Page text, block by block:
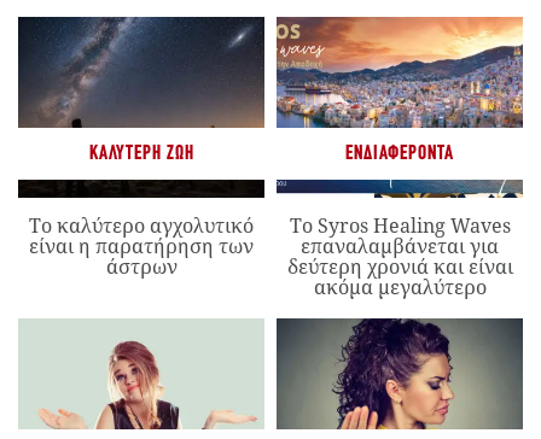
ΚΑΛΎΤΕΡΗ ΖΩΉ
Το καλύτερο αγχολυτικό
είναι η παρατήρηση των
άστρων
ΕΝΔΙΑΦΈΡΟΝΤΑ
Το Syros Healing Waves
επαναλαμβάνεται για
δεύτερη χρονιά και είναι
ακόμα μεγαλύτερο